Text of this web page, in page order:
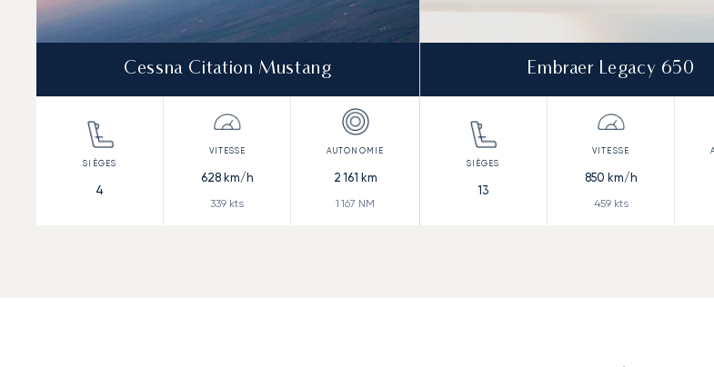
Cessna Citation Mustang
4
628km/h
339 kts
2 161 km
1 167 NM
Embraer Legacy 650
13
850 km/h
459kts